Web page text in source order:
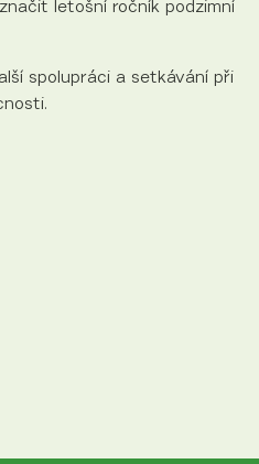
letošní ročník podzimní
spolupráci a setkávání při